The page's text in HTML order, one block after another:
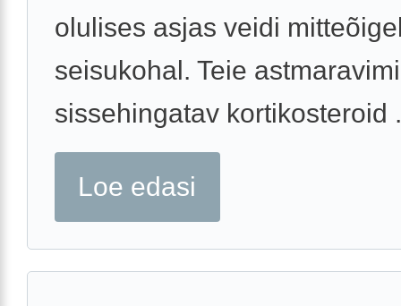
olulises asjas veidi
seisukohal. Teie astmaravimi
sissehingatav kortikosteroid
Loe edasi